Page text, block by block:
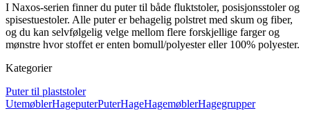
I Naxos-serien finner du puter til både fluktstoler, posisjonsstoler og
spisestuestoler. Alle puter er behagelig polstret med skum og fiber,
og du kan selvfølgelig velge mellom flere forskjellige farger og
mønstre hvor stoffet er enten bomull/polyester eller 100% polyester.
Kategorier
Puter til plaststoler
UtemøblerHageputerPuterHageHagemøblerHagegrupper